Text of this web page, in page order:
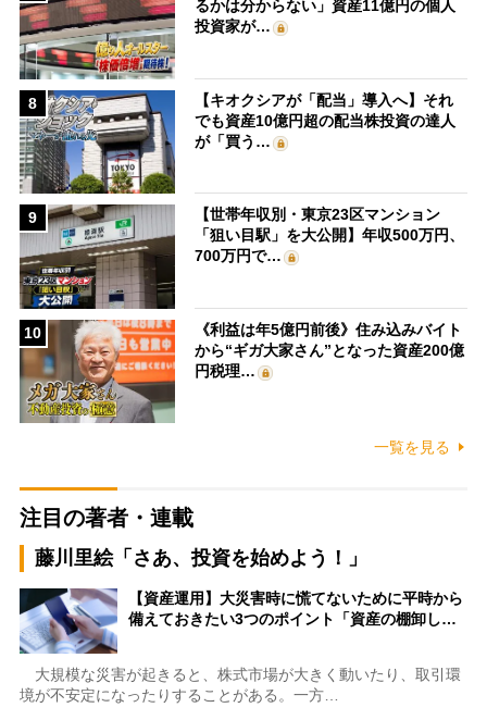
るかは分からない」資産11億円の個人
投資家が…
8
【キオクシアが「配当」導入へ】それ
でも資産10億円超の配当株投資の達人
が「買う…
9
【世帯年収別・東京23区マンション
「狙い目駅」を大公開】年収500万円、
700万円で…
10
《利益は年5億円前後》住み込みバイト
から“ギガ大家さん”となった資産200億
円税理…
一覧を見る
注目の著者・連載
藤川里絵「さあ、投資を始めよう！」
【資産運用】大災害時に慌てないために平時から
備えておきたい3つのポイント「資産の棚卸し…
大規模な災害が起きると、株式市場が大きく動いたり、取引環
境が不安定になったりすることがある。一方…